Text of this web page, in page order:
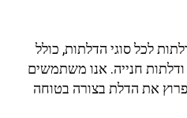
לכל סוגי הדלתות, כולל
חנייה. אנו משתמשים
את הדלת בצורה בטוחה